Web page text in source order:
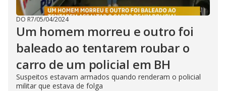
DO R7/05/04/2024
Um homem morreu e outro foi
baleado ao tentarem roubar o
carro de um policial em BH
Suspeitos estavam armados quando renderam o policial
militar que estava de folga